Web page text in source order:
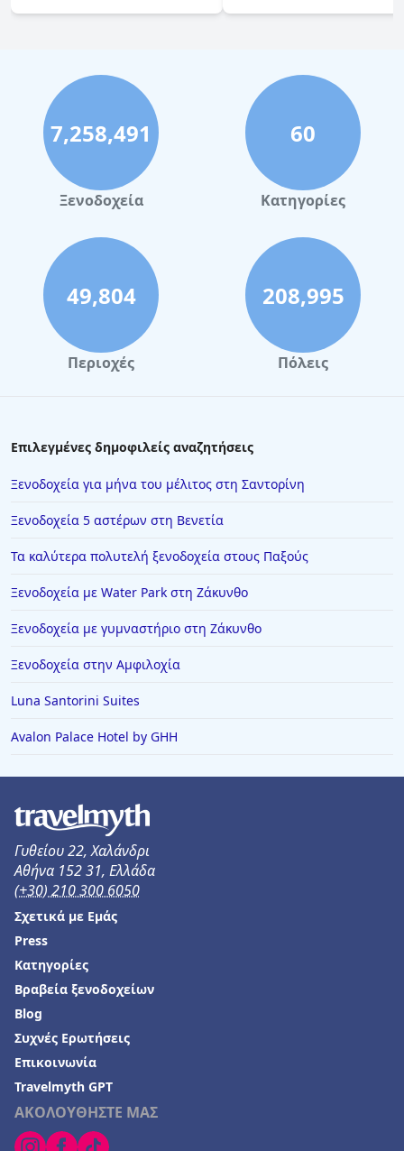
7,258,491
Ξενοδοχεία
60
Κατηγορίες
49,804
Περιοχές
208,995
Πόλεις
Επιλεγμένες δημοφιλείς αναζητήσεις
Ξενοδοχεία για μήνα του μέλιτος στη Σαντορίνη
Ξενοδοχεία 5 αστέρων στη Βενετία
Τα καλύτερα πολυτελή ξενοδοχεία στους Παξούς
Ξενοδοχεία με Water Park στη Ζάκυνθο
Ξενοδοχεία με γυμναστήριο στη Ζάκυνθο
Ξενοδοχεία στην Αμφιλοχία
Luna Santorini Suites
Avalon Palace Hotel by GHH
Γυθείου 22, Χαλάνδρι
Αθήνα 152 31, Ελλάδα
(+30) 210 300 6050
ΑΚΟΛΟΥΘΗΣΤΕ ΜΑΣ
Σχετικά με Εμάς
Press
Κατηγορίες
Βραβεία ξενοδοχείων
Blog
Συχνές Ερωτήσεις
Επικοινωνία
Travelmyth GPT